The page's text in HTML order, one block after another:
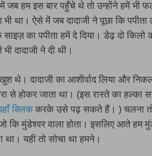
जब हम इस बार पहुँचे थे तो उन्होंने हमें
भी था। ऐसे में जब दादाजी ने पूछा कि
साइज़ का पपीता हमें दे दिया। डेढ़ दो किलो
भी दादाजी ने दी थी।
थे। दादाजी का आशीर्वाद लिया और
से होकर जाता था। (इस रास्ते का हल्का
क्लिक करके उसे पढ़ सकते हैं। ) चलना तो
कि मुंडेश्वर वाला होता। इसलिए आते
था। यही तो सोचा था हमने।